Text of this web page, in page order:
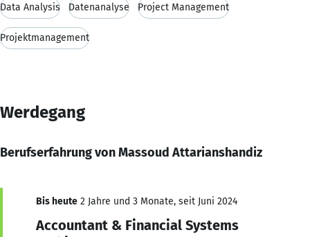
Data Analysis Datenanalyse Project Management
Projektmanagement
Werdegang
Berufserfahrung von Massoud Attarianshandiz
Bis heute 2 Jahre und 3 Monate, seit Juni 2024
Accountant & Financial Systems